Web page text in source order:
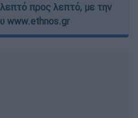
λεπτό προς λεπτό, με την
www.ethnos.gr